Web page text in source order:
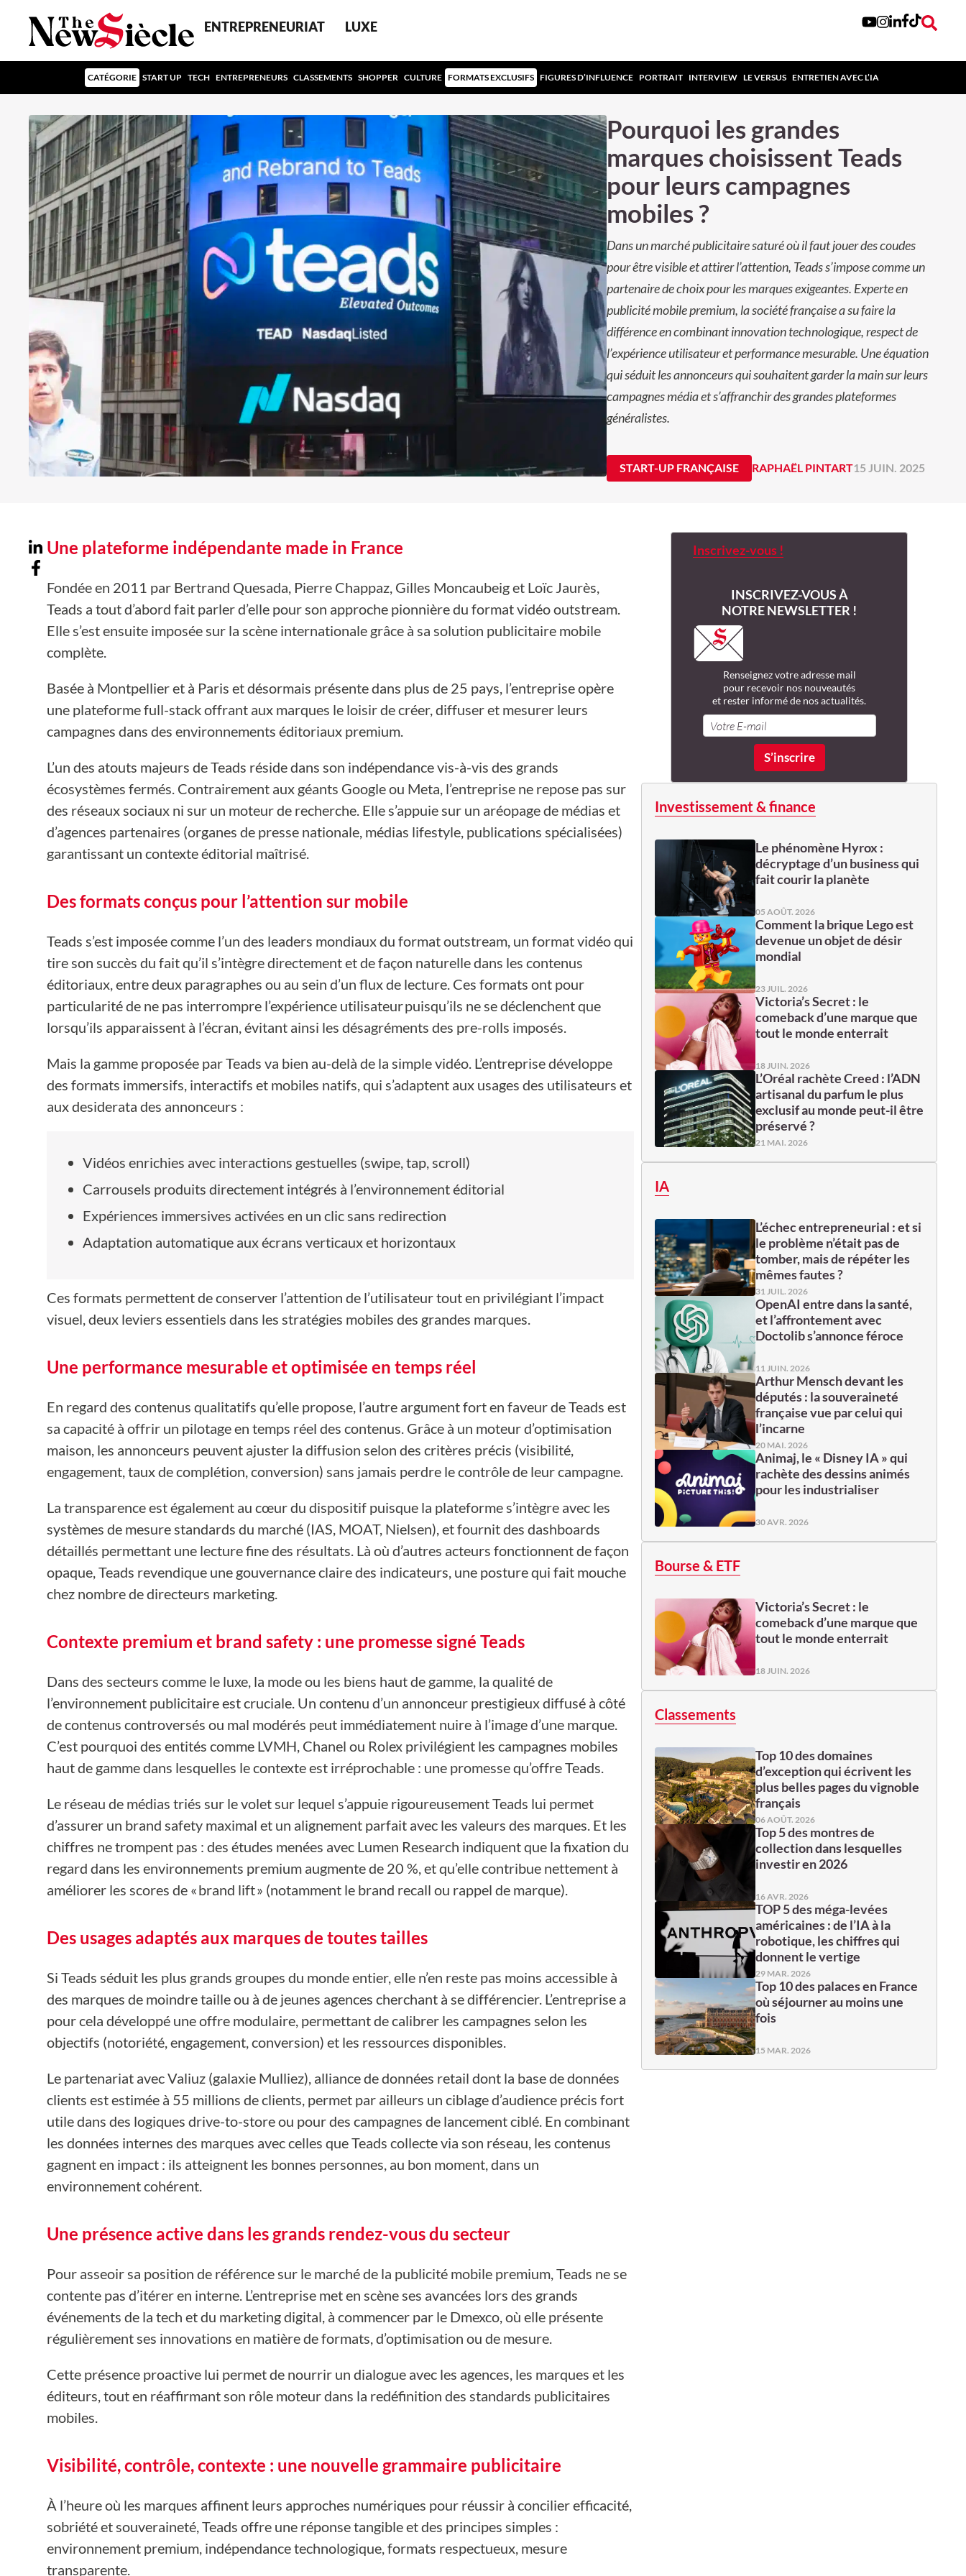
ENTREPRENEURIAT LUXE
CATÉGORIE START UP TECH ENTREPRENEURS CLASSEMENTS SHOPPER CULTURE FORMATS EXCLUSIFS FIGURES D’INFLUENCE PORTRAIT INTERVIEW LE VERSUS ENTRETIEN AVEC L’IA
Pourquoi les grandes
marques choisissent Teads
pour leurs campagnes
mobiles ?
Dans un marché publicitaire saturé où il faut jouer des coudes
pour être visible et attirer l’attention, Teads s’impose comme un
partenaire de choix pour les marques exigeantes. Experte en
publicité mobile premium, la société française a su faire la
différence en combinant innovation technologique, respect de
l’expérience utilisateur et performance mesurable. Une équation
qui séduit les annonceurs qui souhaitent garder la main sur leurs
campagnes média et s’affranchir des grandes plateformes
généralistes.
START-UP FRANÇAISE RAPHAËL PINTART15 JUIN. 2025
Une plateforme indépendante made in France
Fondée en 2011 par Bertrand Quesada, Pierre Chappaz, Gilles Moncaubeig et Loïc Jaurès,
Teads a tout d’abord fait parler d’elle pour son approche pionnière du format vidéo outstream.
Elle s’est ensuite imposée sur la scène internationale grâce à sa solution publicitaire mobile
complète.
Basée à Montpellier et à Paris et désormais présente dans plus de 25 pays, l’entreprise opère
une plateforme full-stack offrant aux marques le loisir de créer, diffuser et mesurer leurs
campagnes dans des environnements éditoriaux premium.
L’un des atouts majeurs de Teads réside dans son indépendance vis-à-vis des grands
écosystèmes fermés. Contrairement aux géants Google ou Meta, l’entreprise ne repose pas sur
des réseaux sociaux ni sur un moteur de recherche. Elle s’appuie sur un aréopage de médias et
d’agences partenaires (organes de presse nationale, médias lifestyle, publications spécialisées)
garantissant un contexte éditorial maîtrisé.
Des formats conçus pour l’attention sur mobile
Teads s’est imposée comme l’un des leaders mondiaux du format outstream, un format vidéo qui
tire son succès du fait qu’il s’intègre directement et de façon naturelle dans les contenus
éditoriaux, entre deux paragraphes ou au sein d’un flux de lecture. Ces formats ont pour
particularité de ne pas interrompre l’expérience utilisateur puisqu’ils ne se déclenchent que
lorsqu’ils apparaissent à l’écran, évitant ainsi les désagréments des pre-rolls imposés.
Mais la gamme proposée par Teads va bien au-delà de la simple vidéo. L’entreprise développe
des formats immersifs, interactifs et mobiles natifs, qui s’adaptent aux usages des utilisateurs et
aux desiderata des annonceurs :
Vidéos enrichies avec interactions gestuelles (swipe, tap, scroll)
Carrousels produits directement intégrés à l’environnement éditorial
Expériences immersives activées en un clic sans redirection
Adaptation automatique aux écrans verticaux et horizontaux
Ces formats permettent de conserver l’attention de l’utilisateur tout en privilégiant l’impact
visuel, deux leviers essentiels dans les stratégies mobiles des grandes marques.
Une performance mesurable et optimisée en temps réel
En regard des contenus qualitatifs qu’elle propose, l’autre argument fort en faveur de Teads est
sa capacité à offrir un pilotage en temps réel des contenus. Grâce à un moteur d’optimisation
maison, les annonceurs peuvent ajuster la diffusion selon des critères précis (visibilité,
engagement, taux de complétion, conversion) sans jamais perdre le contrôle de leur campagne.
La transparence est également au cœur du dispositif puisque la plateforme s’intègre avec les
systèmes de mesure standards du marché (IAS, MOAT, Nielsen), et fournit des dashboards
détaillés permettant une lecture fine des résultats. Là où d’autres acteurs fonctionnent de façon
opaque, Teads revendique une gouvernance claire des indicateurs, une posture qui fait mouche
chez nombre de directeurs marketing.
Contexte premium et brand safety : une promesse signé Teads
Dans des secteurs comme le luxe, la mode ou les biens haut de gamme, la qualité de
l’environnement publicitaire est cruciale. Un contenu d’un annonceur prestigieux diffusé à côté
de contenus controversés ou mal modérés peut immédiatement nuire à l’image d’une marque.
C’est pourquoi des entités comme LVMH, Chanel ou Rolex privilégient les campagnes mobiles
haut de gamme dans lesquelles le contexte est irréprochable : une promesse qu’offre Teads.
Le réseau de médias triés sur le volet sur lequel s’appuie rigoureusement Teads lui permet
d’assurer un brand safety maximal et un alignement parfait avec les valeurs des marques. Et les
chiffres ne trompent pas : des études menées avec Lumen Research indiquent que la fixation du
regard dans les environnements premium augmente de 20 %, et qu’elle contribue nettement à
améliorer les scores de « brand lift » (notamment le brand recall ou rappel de marque).
Des usages adaptés aux marques de toutes tailles
Si Teads séduit les plus grands groupes du monde entier, elle n’en reste pas moins accessible à
des marques de moindre taille ou à de jeunes agences cherchant à se différencier. L’entreprise a
pour cela développé une offre modulaire, permettant de calibrer les campagnes selon les
objectifs (notoriété, engagement, conversion) et les ressources disponibles.
Le partenariat avec Valiuz (galaxie Mulliez), alliance de données retail dont la base de données
clients est estimée à 55 millions de clients, permet par ailleurs un ciblage d’audience précis fort
utile dans des logiques drive-to-store ou pour des campagnes de lancement ciblé. En combinant
les données internes des marques avec celles que Teads collecte via son réseau, les contenus
gagnent en impact : ils atteignent les bonnes personnes, au bon moment, dans un
environnement cohérent.
Une présence active dans les grands rendez-vous du secteur
Pour asseoir sa position de référence sur le marché de la publicité mobile premium, Teads ne se
contente pas d’itérer en interne. L’entreprise met en scène ses avancées lors des grands
événements de la tech et du marketing digital, à commencer par le Dmexco, où elle présente
régulièrement ses innovations en matière de formats, d’optimisation ou de mesure.
Cette présence proactive lui permet de nourrir un dialogue avec les agences, les marques et les
éditeurs, tout en réaffirmant son rôle moteur dans la redéfinition des standards publicitaires
mobiles.
Visibilité, contrôle, contexte : une nouvelle grammaire publicitaire
À l’heure où les marques affinent leurs approches numériques pour réussir à concilier efficacité,
sobriété et souveraineté, Teads offre une réponse tangible et des principes simples :
environnement premium, indépendance technologique, formats respectueux, mesure
transparente.
Inscrivez-vous !
INSCRIVEZ-VOUS À
NOTRE NEWSLETTER !
Renseignez votre adresse mail
pour recevoir nos nouveautés
et rester informé de nos actualités.
Investissement & finance
Le phénomène Hyrox :
décryptage d’un business qui
fait courir la planète
05 AOÛT. 2026
Comment la brique Lego est
devenue un objet de désir
mondial
23 JUIL. 2026
Victoria’s Secret : le
comeback d’une marque que
tout le monde enterrait
18 JUIN. 2026
L’Oréal rachète Creed : l’ADN
artisanal du parfum le plus
exclusif au monde peut-il être
préservé ?
21 MAI. 2026
IA
L’échec entrepreneurial : et si
le problème n’était pas de
tomber, mais de répéter les
mêmes fautes ?
31 JUIL. 2026
OpenAI entre dans la santé,
et l’affrontement avec
Doctolib s’annonce féroce
11 JUIN. 2026
Arthur Mensch devant les
députés : la souveraineté
française vue par celui qui
l’incarne
20 MAI. 2026
Animaj, le « Disney IA » qui
rachète des dessins animés
pour les industrialiser
30 AVR. 2026
Bourse & ETF
Victoria’s Secret : le
comeback d’une marque que
tout le monde enterrait
18 JUIN. 2026
Classements
Top 10 des domaines
d’exception qui écrivent les
plus belles pages du vignoble
français
06 AOÛT. 2026
Top 5 des montres de
collection dans lesquelles
investir en 2026
16 AVR. 2026
TOP 5 des méga-levées
américaines : de l’IA à la
robotique, les chiffres qui
donnent le vertige
29 MAR. 2026
Top 10 des palaces en France
où séjourner au moins une
fois
15 MAR. 2026